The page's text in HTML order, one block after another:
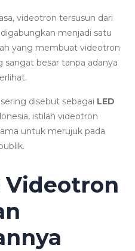
videotron tersusun dari
menjadi satu
yang membuat videotron
sangat besar tanpa adanya
disebut sebagai LED
istilah videotron
untuk merujuk pada
Videotron